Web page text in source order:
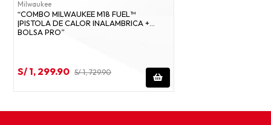
Milwaukee
“COMBO MILWAUKEE M18 FUEL™
|PISTOLA DE CALOR INALAMBRICA +
BOLSA PRO”
S/ 1, 299.90 S/ 1, 729.90